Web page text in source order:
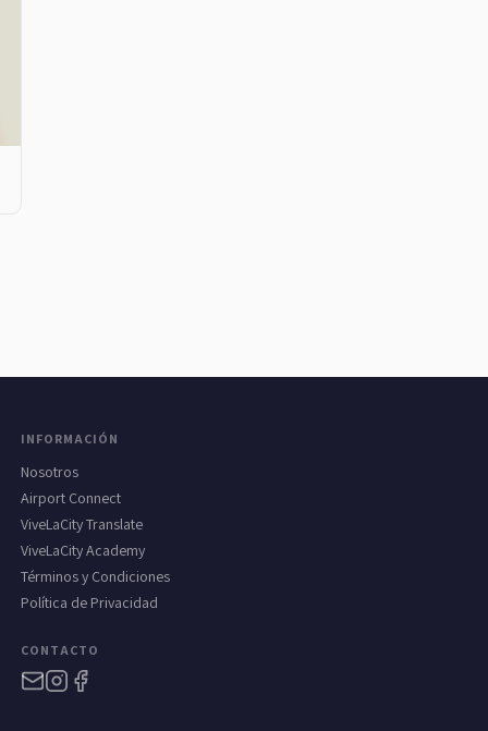
INFORMACIÓN
Nosotros
Airport Connect
ViveLaCity Translate
ViveLaCity Academy
Términos y Condiciones
Política de Privacidad
CONTACTO